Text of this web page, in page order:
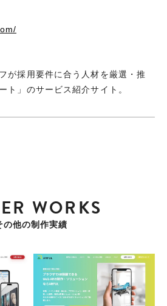
が採用要件に合う人材を厳選・推
ト」のサービス紹介サイト。
WORKS
の他の制作実績